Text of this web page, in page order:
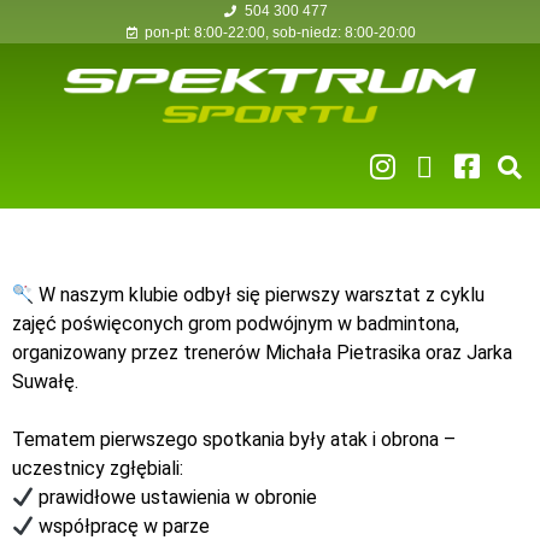
504 300 477
pon-pt: 8:00-22:00, sob-niedz: 8:00-20:00
W naszym klubie odbył się pierwszy warsztat z cyklu
zajęć poświęconych grom podwójnym w badmintona,
organizowany przez trenerów Michała Pietrasika oraz Jarka
Suwałę.
Tematem pierwszego spotkania były atak i obrona –
uczestnicy zgłębiali:
prawidłowe ustawienia w obronie
współpracę w parze